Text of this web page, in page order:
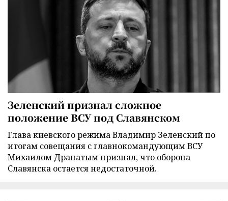
Зеленский признал сложное
положение ВСУ под Славянском
Глава киевского режима Владимир Зеленский по
итогам совещания с главнокомандующим ВСУ
Михаилом Драпатым признал, что оборона
Славянска остается недостаточной.